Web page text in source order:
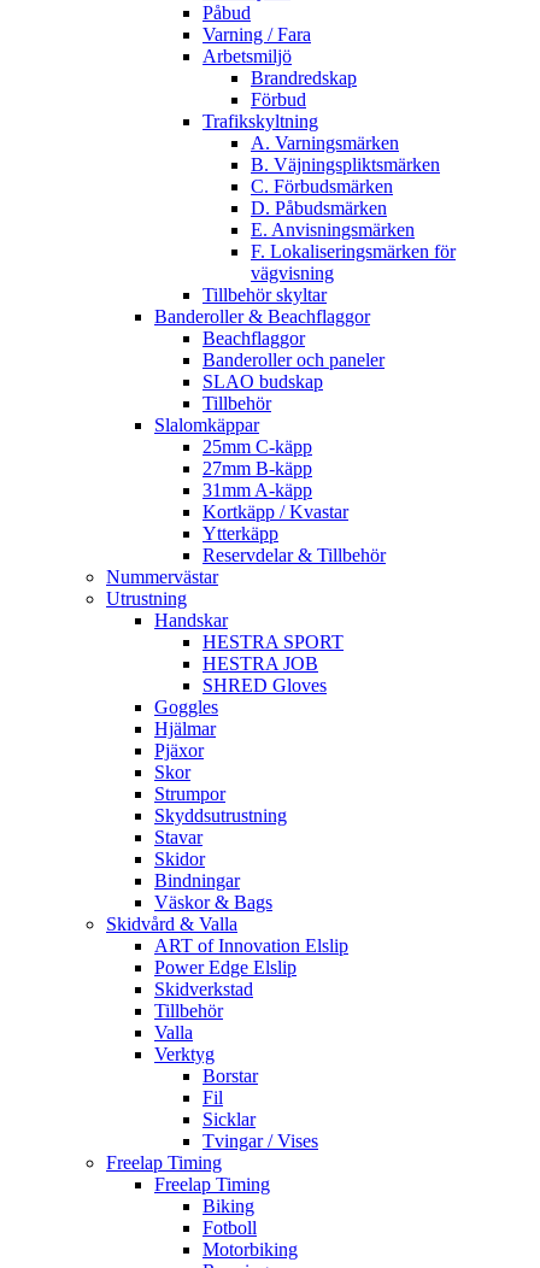
Påbud
Varning / Fara
Arbetsmiljö
Brandredskap
Förbud
Trafikskyltning
A. Varningsmärken
B. Väjningspliktsmärken
C. Förbudsmärken
D. Påbudsmärken
E. Anvisningsmärken
F. Lokaliseringsmärken för
vägvisning
Tillbehör skyltar
Banderoller & Beachflaggor
Beachflaggor
Banderoller och paneler
SLAO budskap
Tillbehör
Slalomkäppar
25mm C-käpp
27mm B-käpp
31mm A-käpp
Kortkäpp / Kvastar
Ytterkäpp
Reservdelar & Tillbehör
Nummervästar
Utrustning
Handskar
HESTRA SPORT
HESTRA JOB
SHRED Gloves
Goggles
Hjälmar
Pjäxor
Skor
Strumpor
Skyddsutrustning
Stavar
Skidor
Bindningar
Väskor & Bags
Skidvård & Valla
ART of Innovation Elslip
Power Edge Elslip
Skidverkstad
Tillbehör
Valla
Verktyg
Borstar
Fil
Sicklar
Tvingar / Vises
Freelap Timing
Freelap Timing
Biking
Fotboll
Motorbiking